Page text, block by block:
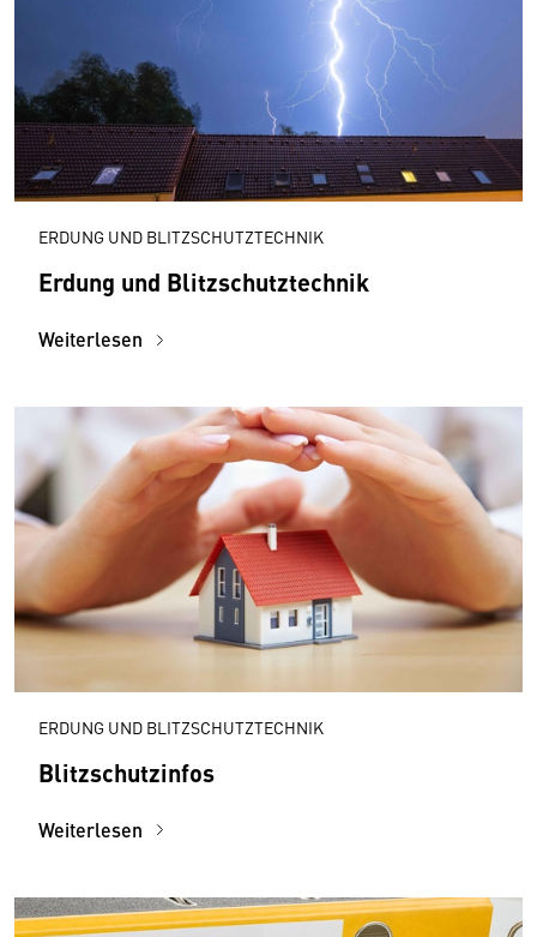
ERDUNG UND BLITZSCHUTZTECHNIK
Erdung und Blitzschutztechnik
Weiterlesen
ERDUNG UND BLITZSCHUTZTECHNIK
Blitzschutzinfos
Weiterlesen